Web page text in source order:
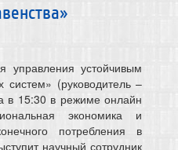
устойчивым
систем» (руководитель –
в 15:30 в режиме онлайн
экономика и
потребления в
научный сотрудник